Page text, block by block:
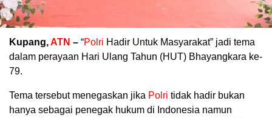
Kupang,ATN – “Polri Hadir Untuk Masyarakat” jadi tema
dalam perayaan Hari Ulang Tahun (HUT) Bhayangkara ke-
79.
Tema tersebut menegaskan jika Polri tidak hadir bukan
hanya sebagai penegak hukum di Indonesia namun